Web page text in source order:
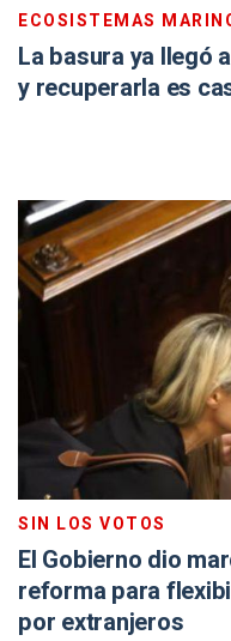
ECOSISTEMAS
La basura ya llegó
y recuperarla es
SIN LOS VOTOS
El Gobierno dio
reforma para
por extranjeros